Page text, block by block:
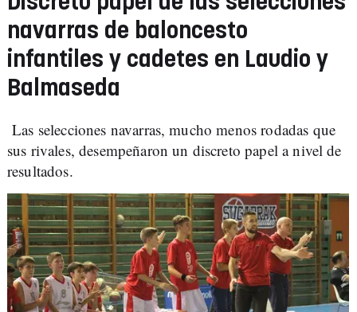
navarras de baloncesto
infantiles y cadetes en Laudio y
Balmaseda
Las selecciones navarras, mucho menos rodadas que
sus rivales, desempeñaron un discreto papel a nivel de
resultados.